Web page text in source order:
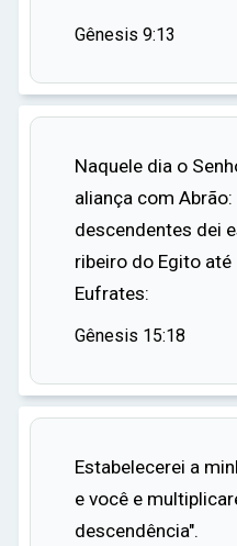
terra com um dilúvio.
íris. Cada vez que o
que fez com Noé. A
aliança com Deus é
obediência e a
vida na terra.
Gênesis 9:13
Naquele dia o
aliança com Abrão:
descendentes dei
ribeiro do Egito até
Eufrates:
Gênesis 15:18
Estabelecerei a
e você e
descendência".